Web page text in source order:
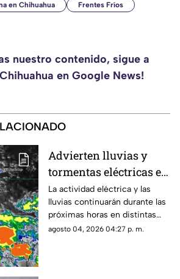
en Chihuahua Frentes Fríos
nuestro contenido, sigue a
en Google News!
Advierten lluvias y
tormentas eléctricas en
Chihuahua; emiten
aviso para 16
municipios
La actividad eléctrica y las
lluvias continuarán durante las
próximas horas en distintas
regiones de Chihuahua, de
agosto 04, 2026 04:27 p. m.